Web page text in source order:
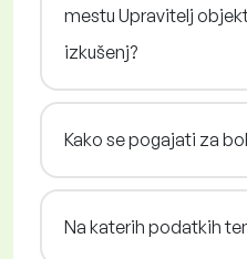
mestu Upravitelj
izkušenj?
Kako se pogajati za
Na katerih podatkih